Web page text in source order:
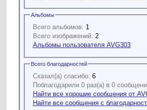
Альбомы
Всего альбомов: 1
Всего изображений: 2
Альбомы пользователя AVG303
Всего благодарностей
Сказал(а) спасибо: 6
Поблагодарили 0 раз(а) в 0
Найти все хорошие сообщения от
Найти все сообщения с